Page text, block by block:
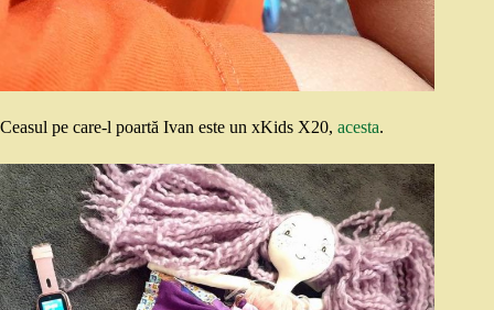
Ceasul pe care-l poartă Ivan este un xKids X20, acesta.